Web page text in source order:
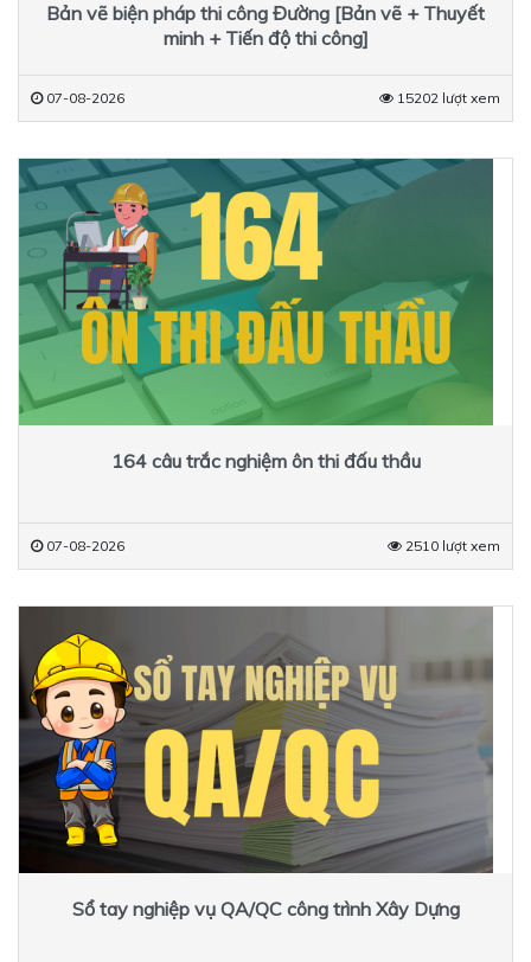
Bản vẽ biện pháp thi công Đường [Bản vẽ + Thuyết
minh + Tiến độ thi công]
07-08-2026 15202 lượt xem
164 câu trắc nghiệm ôn thi đấu thầu
07-08-2026 2510 lượt xem
Sổ tay nghiệp vụ QA/QC công trình Xây Dựng